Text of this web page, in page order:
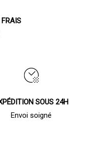
SOUS 24H
Envoi soigné